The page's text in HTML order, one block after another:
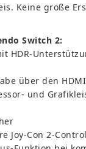
Keine große
Switch 2:
HDR-
über den
und
Joy-Con 2-